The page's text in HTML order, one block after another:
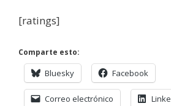
[ratings]
Comparte esto:
Bluesky Facebook
Correo electrónico